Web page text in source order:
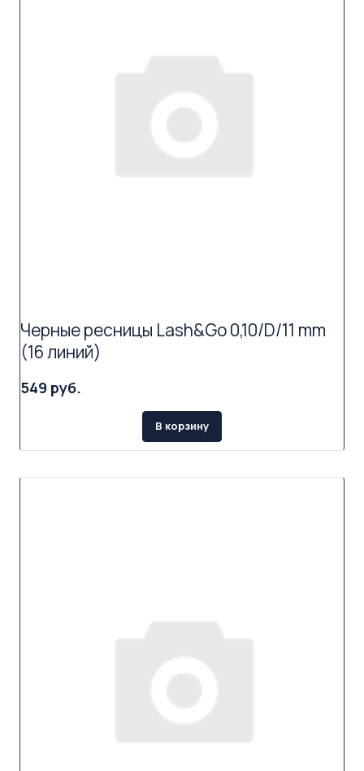
Черные ресницы Lash&Go 0,10/D/11 mm
(16 линий)
549 руб.
В корзину